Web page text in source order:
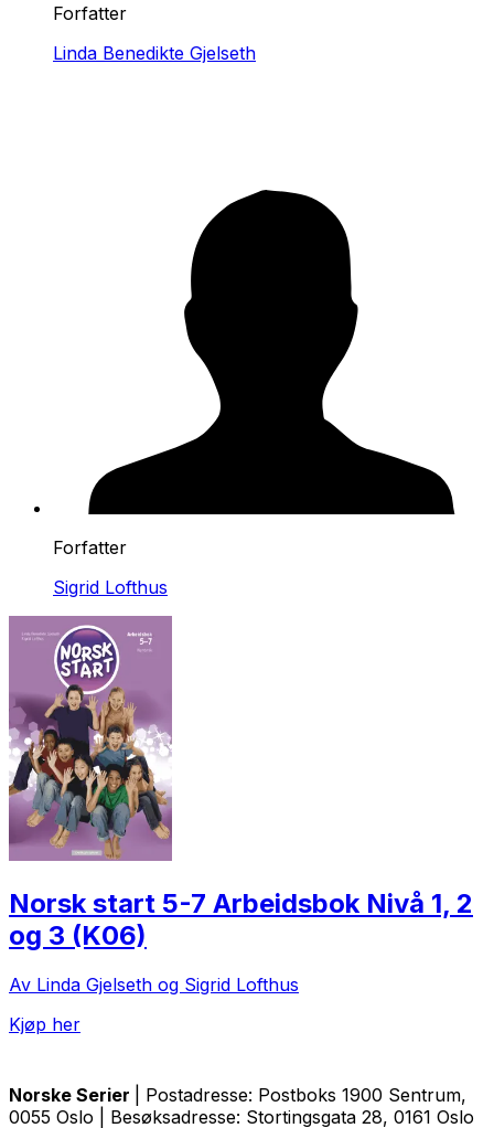
Forfatter
Linda Benedikte Gjelseth
Forfatter
Sigrid Lofthus
Norsk start 5-7 Arbeidsbok Nivå 1, 2
og 3 (K06)
Av Linda Gjelseth og Sigrid Lofthus
Kjøp her
Norske Serier
| Postadresse: Postboks 1900 Sentrum,
0055 Oslo | Besøksadresse: Stortingsgata 28, 0161 Oslo